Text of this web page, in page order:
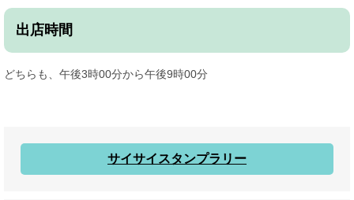
出店時間
どちらも、午後3時00分から午後9時00分
サイサイスタンプラリー